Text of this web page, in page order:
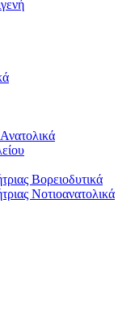
Βορειοδυτικά
Νοτιοανατολικά